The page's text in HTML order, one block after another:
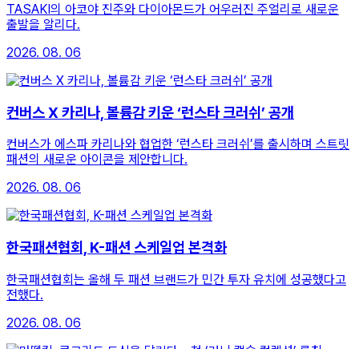
TASAKI의 아코야 진주와 다이아몬드가 어우러진 주얼리로 새로운
출발을 알리다.
2026. 08. 06
컨버스 X 카리나, 볼륨감 키운 ‘런스타 크러쉬’ 공개
컨버스가 에스파 카리나와 협업한 ‘런스타 크러쉬’를 출시하며 스트릿
패션의 새로운 아이콘을 제안합니다.
2026. 08. 06
한국패션협회, K-패션 스케일업 본격화
한국패션협회는 올해 두 패션 브랜드가 민간 투자 유치에 성공했다고
전했다.
2026. 08. 06